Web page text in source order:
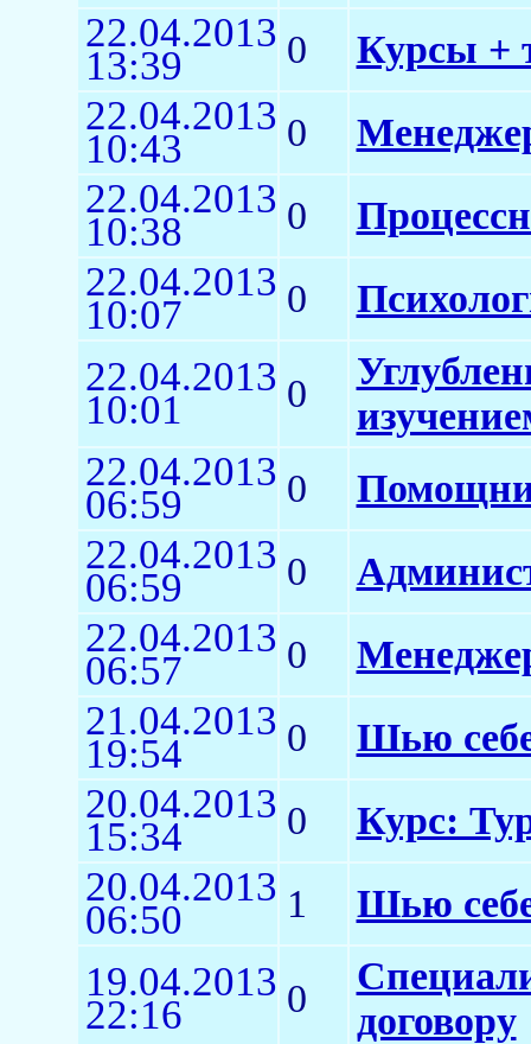
22.04.2013
13:39 0 Курсы +
22.04.2013
10:43 0
22.04.2013
10:38 0
22.04.2013
10:07 0
22.04.2013
10:01 0
22.04.2013
06:59 0
22.04.2013
06:59 0
22.04.2013
06:57 0
21.04.2013
19:54 0 Шью
20.04.2013
15:34 0 Курс:
20.04.2013
06:50 1 Шью
19.04.2013
22:16 0
договору